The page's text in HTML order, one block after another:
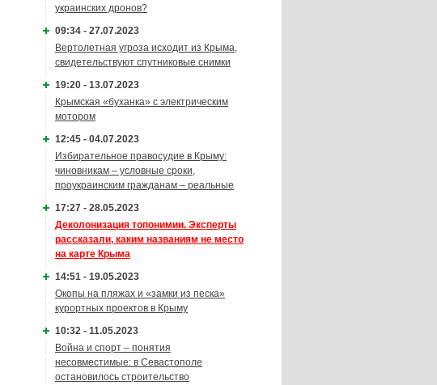
украинских дронов?
09:34 - 27.07.2023
Вертолетная угроза исходит из Крыма,
свидетельствуют спутниковые снимки
19:20 - 13.07.2023
Крымская «буханка» с электрическим
мотором
12:45 - 04.07.2023
Избирательное правосудие в Крыму:
чиновникам – условные сроки,
проукраинским гражданам – реальные
17:27 - 28.05.2023
Деколонизация топонимии. Эксперты
рассказали, каким названиям не место
на карте Крыма
14:51 - 19.05.2023
Окопы на пляжах и «замки из песка»
курортных проектов в Крыму
10:32 - 11.05.2023
Война и спорт – понятия
несовместимые: в Севастополе
остановилось строительство